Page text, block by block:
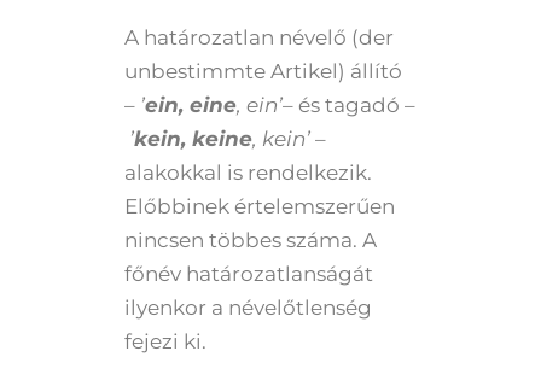
A határozatlan névelő (der
unbestimmte Artikel) állító
– ’ein, eine, ein’– és tagadó –
’kein, keine, kein’–
alakokkal is rendelkezik.
Előbbinek értelemszerűen
nincsen többes száma. A
főnév határozatlanságát
ilyenkor a névelőtlenség
fejezi ki.